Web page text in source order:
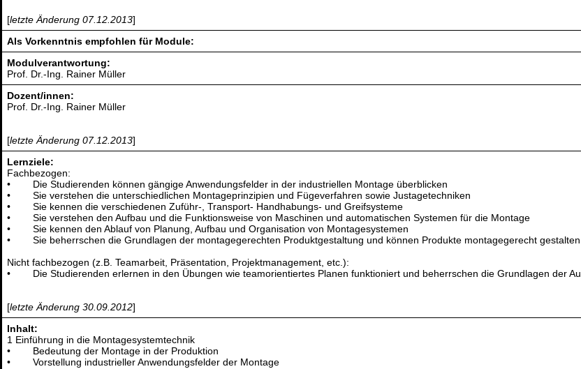
[letzte Änderung 07.12.2013]
Als Vorkenntnis empfohlen für Module:
Modulverantwortung:
Prof. Dr.-Ing. Rainer Müller
Dozent/innen:
Prof. Dr.-Ing. Rainer Müller
[letzte Änderung 07.12.2013]
Lernziele:
Fachbezogen:
• Die Studierenden können gängige Anwendungsfelder in der industriellen Montage überblicken
• Sie verstehen die unterschiedlichen Montageprinzipien und Fügeverfahren sowie Justagetechniken
• Sie kennen die verschiedenen Zuführ-, Transport- Handhabungs- und Greifsysteme
• Sie verstehen den Aufbau und die Funktionsweise von Maschinen und automatischen Systemen für die Montage
• Sie kennen den Ablauf von Planung, Aufbau und Organisation von Montagesystemen
• Sie beherrschen die Grundlagen der montagegerechten Produktgestaltung und können Produkte montagegerecht gestalten
Nicht fachbezogen (z.B. Teamarbeit, Präsentation, Projektmanagement, etc.):
• Die Studierenden erlernen in den Übungen wie teamorientiertes Planen funktioniert und beherrschen die Grundlagen der
[letzte Änderung 30.09.2012]
Inhalt:
1 Einführung in die Montagesystemtechnik
• Bedeutung der Montage in der Produktion
• Vorstellung industrieller Anwendungsfelder der Montage